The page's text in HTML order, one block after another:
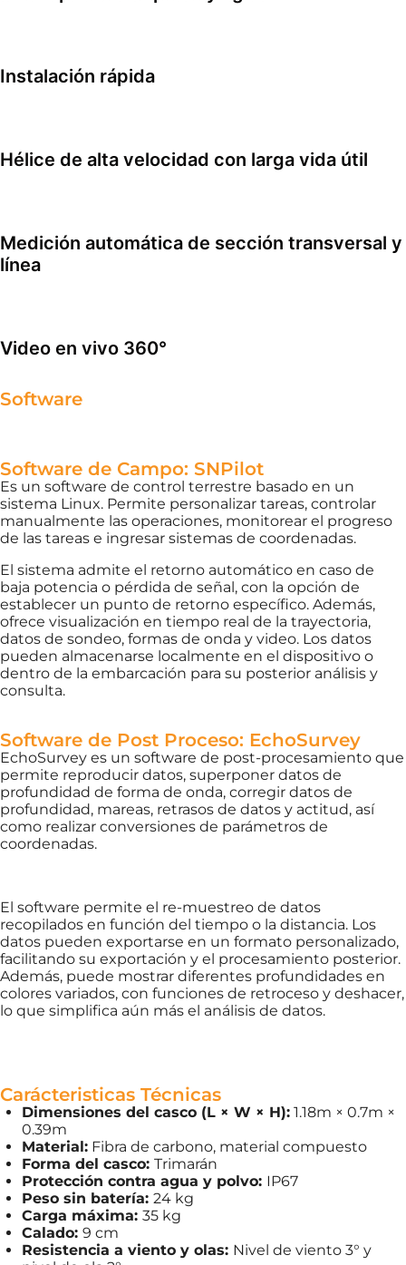
Instalación rápida
Hélice de alta velocidad con larga vida útil
Medición automática de sección transversal y
línea
Video en vivo 360°
Software
Software de Campo: SNPilot
Es un software de control terrestre basado en un
sistema Linux. Permite personalizar tareas, controlar
manualmente las operaciones, monitorear el progreso
de las tareas e ingresar sistemas de coordenadas.
El sistema admite el retorno automático en caso de
baja potencia o pérdida de señal, con la opción de
establecer un punto de retorno específico. Además,
ofrece visualización en tiempo real de la trayectoria,
datos de sondeo, formas de onda y video. Los datos
pueden almacenarse localmente en el dispositivo o
dentro de la embarcación para su posterior análisis y
consulta.
Software de Post Proceso: EchoSurvey
EchoSurvey es un software de post-procesamiento que
permite reproducir datos, superponer datos de
profundidad de forma de onda, corregir datos de
profundidad, mareas, retrasos de datos y actitud, así
como realizar conversiones de parámetros de
coordenadas.
El software permite el re-muestreo de datos
recopilados en función del tiempo o la distancia. Los
datos pueden exportarse en un formato personalizado,
facilitando su exportación y el procesamiento posterior.
Además, puede mostrar diferentes profundidades en
colores variados, con funciones de retroceso y deshacer,
lo que simplifica aún más el análisis de datos.
Carácteristicas Técnicas
Dimensiones del casco (L × W × H): 1.18m × 0.7m ×
0.39m
Material: Fibra de carbono, material compuesto
Forma del casco: Trimarán
Protección contra agua y polvo: IP67
Peso sin batería: 24 kg
Carga máxima: 35 kg
Calado: 9 cm
Resistencia a viento y olas: Nivel de viento 3° y